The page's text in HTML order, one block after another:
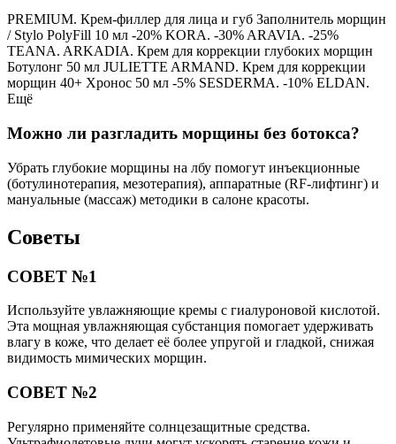
PREMIUM. Крем-филлер для лица и губ Заполнитель морщин
/ Stylo PolyFill 10 мл -20% KORA. -30% ARAVIA. -25%
TEANA. ARKADIA. Крем для коррекции глубоких морщин
Ботулонг 50 мл JULIETTE ARMAND. Крем для коррекции
морщин 40+ Хронос 50 мл -5% SESDERMA. -10% ELDAN.
Ещё
Можно ли разгладить морщины без ботокса?
Убрать глубокие морщины на лбу помогут инъекционные
(ботулинотерапия, мезотерапия), аппаратные (RF-лифтинг) и
мануальные (массаж) методики в салоне красоты.
Советы
СОВЕТ №1
Используйте увлажняющие кремы с гиалуроновой кислотой.
Эта мощная увлажняющая субстанция помогает удерживать
влагу в коже, что делает её более упругой и гладкой, снижая
видимость мимических морщин.
СОВЕТ №2
Регулярно применяйте солнцезащитные средства.